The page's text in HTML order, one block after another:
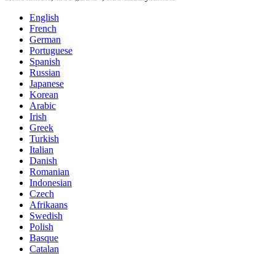
English
French
German
Portuguese
Spanish
Russian
Japanese
Korean
Arabic
Irish
Greek
Turkish
Italian
Danish
Romanian
Indonesian
Czech
Afrikaans
Swedish
Polish
Basque
Catalan